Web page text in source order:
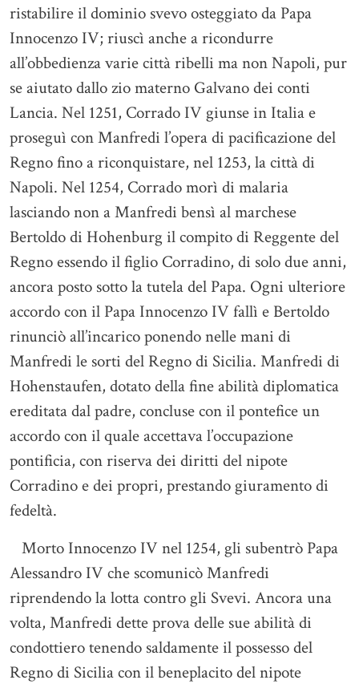
ristabilire il dominio svevo osteggiato da Papa
Innocenzo IV; riuscì anche a ricondurre
all’obbedienza varie città ribelli ma non Napoli, pur
se aiutato dallo zio materno Galvano dei conti
Lancia. Nel 1251, Corrado IV giunse in Italia e
proseguì con Manfredi l’opera di pacificazione del
Regno fino a riconquistare, nel 1253, la città di
Napoli. Nel 1254, Corrado morì di malaria
lasciando non a Manfredi bensì al marchese
Bertoldo di Hohenburg il compito di Reggente del
Regno essendo il figlio Corradino, di solo due anni,
ancora posto sotto la tutela del Papa. Ogni ulteriore
accordo con il Papa Innocenzo IV fallì e Bertoldo
rinunciò all’incarico ponendo nelle mani di
Manfredi le sorti del Regno di Sicilia. Manfredi di
Hohenstaufen, dotato della fine abilità diplomatica
ereditata dal padre, concluse con il pontefice un
accordo con il quale accettava l’occupazione
pontificia, con riserva dei diritti del nipote
Corradino e dei propri, prestando giuramento di
fedeltà.
Morto Innocenzo IV nel 1254, gli subentrò Papa
Alessandro IV che scomunicò Manfredi
riprendendo la lotta contro gli Svevi. Ancora una
volta, Manfredi dette prova delle sue abilità di
condottiero tenendo saldamente il possesso del
Regno di Sicilia con il beneplacito del nipote